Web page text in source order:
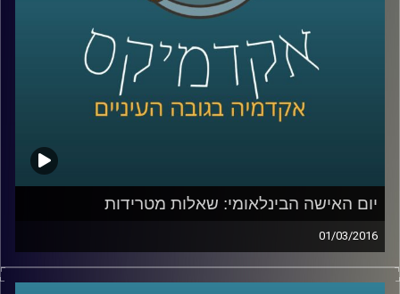
AudioVersity
יום האישה הבינלאומי: שאלות מטרידות
01/03/2016
זה מגיע מכל כיוון וצף על פני המים – הטרדות